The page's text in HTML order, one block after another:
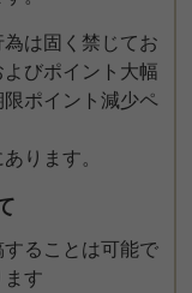
為は固く禁じてお
びポイント大幅
ポイント減少ペ
ります。
することは可能で
す